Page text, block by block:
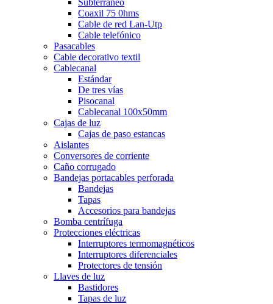
Subterráneo
Coaxil 75 0hms
Cable de red Lan-Utp
Cable telefónico
Pasacables
Cable decorativo textil
Cablecanal
Estándar
De tres vías
Pisocanal
Cablecanal 100x50mm
Cajas de luz
Cajas de paso estancas
Aislantes
Conversores de corriente
Caño corrugado
Bandejas portacables perforada
Bandejas
Tapas
Accesorios para bandejas
Bomba centrífuga
Protecciones eléctricas
Interruptores termomagnéticos
Interruptores diferenciales
Protectores de tensión
Llaves de luz
Bastidores
Tapas de luz